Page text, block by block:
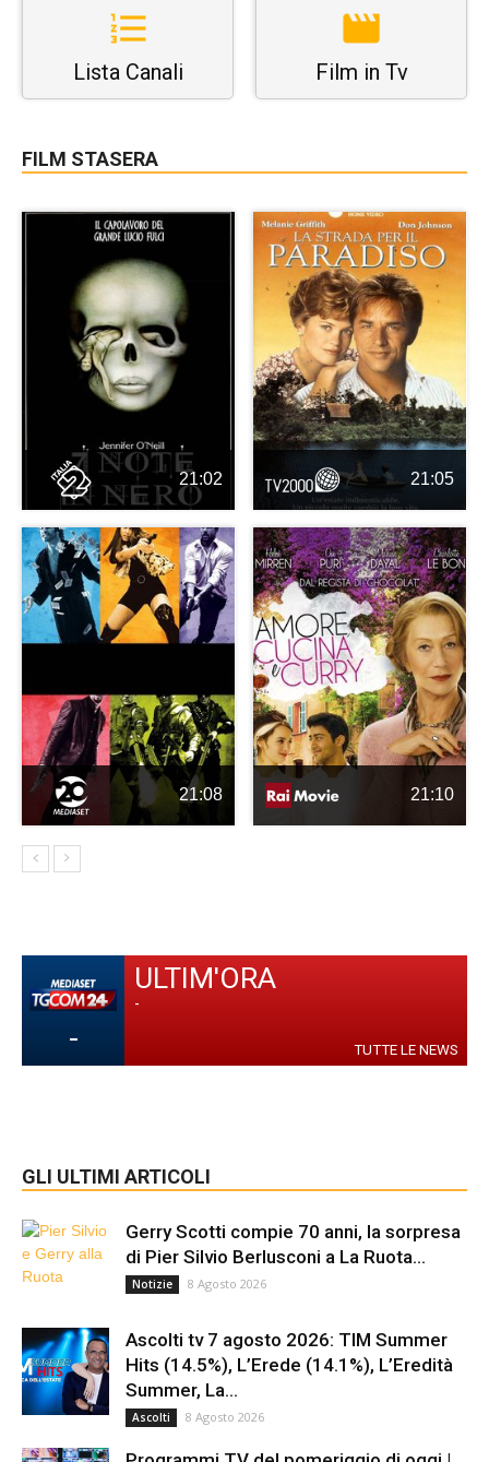
Lista Canali Film in Tv
FILM STASERA
21:02 21:05
21:08 21:10
-
ULTIM'ORA
-
TUTTE LE NEWS
GLI ULTIMI ARTICOLI
Gerry Scotti compie 70 anni, la sorpresa
di Pier Silvio Berlusconi a La Ruota...
Notizie 8 Agosto 2026
Ascolti tv 7 agosto 2026: TIM Summer
Hits (14.5%), L’Erede (14.1%), L’Eredità
Summer, La...
Ascolti 8 Agosto 2026